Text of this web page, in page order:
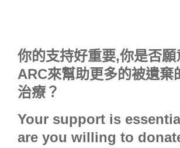
你的支持好重要,你是否願
ARC來幫助更多的被遺棄
治療？
Your support is
are you willing to